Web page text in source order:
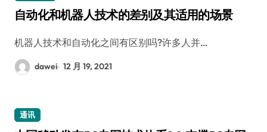
自动化和机器人技术的差别及其适用的场景
机器人技术和自动化之间有区别吗?许多人并…
dawei 12 月 19, 2021
通讯